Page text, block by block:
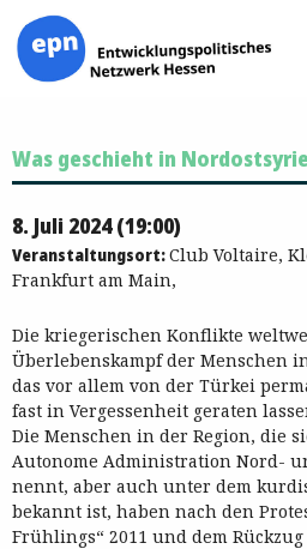
Inhalt
springen
Was geschieht in
8. Juli 2024 (19:00)
Veranstaltungsort:Club Voltaire,
Frankfurt am Main,
Die kriegerischen Konflikte
Überlebenskampf der Menschen
das vor allem von der Türkei
fast in Vergessenheit geraten
Die Menschen in der Region, die
Autonome Administration Nord-
nennt, aber auch unter dem
bekannt ist, haben nach den
Frühlings“ 2011 und dem